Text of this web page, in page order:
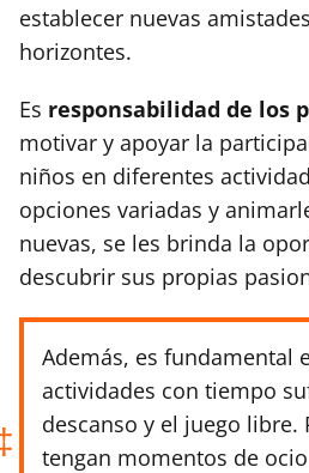
establecer nuevas
horizontes.
Es responsabilidad de los
motivar y apoyar la
niños en diferentes
opciones variadas y
nuevas, se les brinda la
descubrir sus propias
Además, es fundamental
actividades con tiempo
descanso y el juego libre.
tengan momentos de